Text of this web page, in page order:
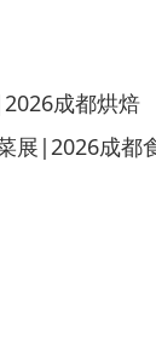
成都烘焙
展|2026成都